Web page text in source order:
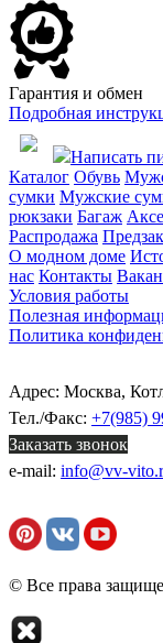
Гарантия и обмен
Подробная
Написать
Каталог Обувь
сумки Мужские
рюкзаки Багаж
Распродажа
О модном доме
нас Контакты
Условия работы
Полезная
Политика
Адрес: Москва,
Тел./Факс: +7(985)
Заказать звонок
e-mail: info@vv-
© Все права